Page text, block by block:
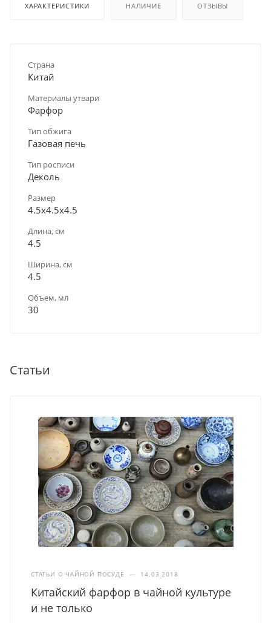
ХАРАКТЕРИСТИКИ НАЛИЧИЕ ОТЗЫВЫ
Страна
Китай
Материалы утвари
Фарфор
Тип обжига
Газовая печь
Тип росписи
Деколь
Размер
4.5х4.5х4.5
Длина, см
4.5
Ширина, см
4.5
Объем, мл
30
Статьи
СТАТЬИ О ЧАЙНОЙ ПОСУДЕ — 14.03.2018
Китайский фарфор в чайной культуре
и не только